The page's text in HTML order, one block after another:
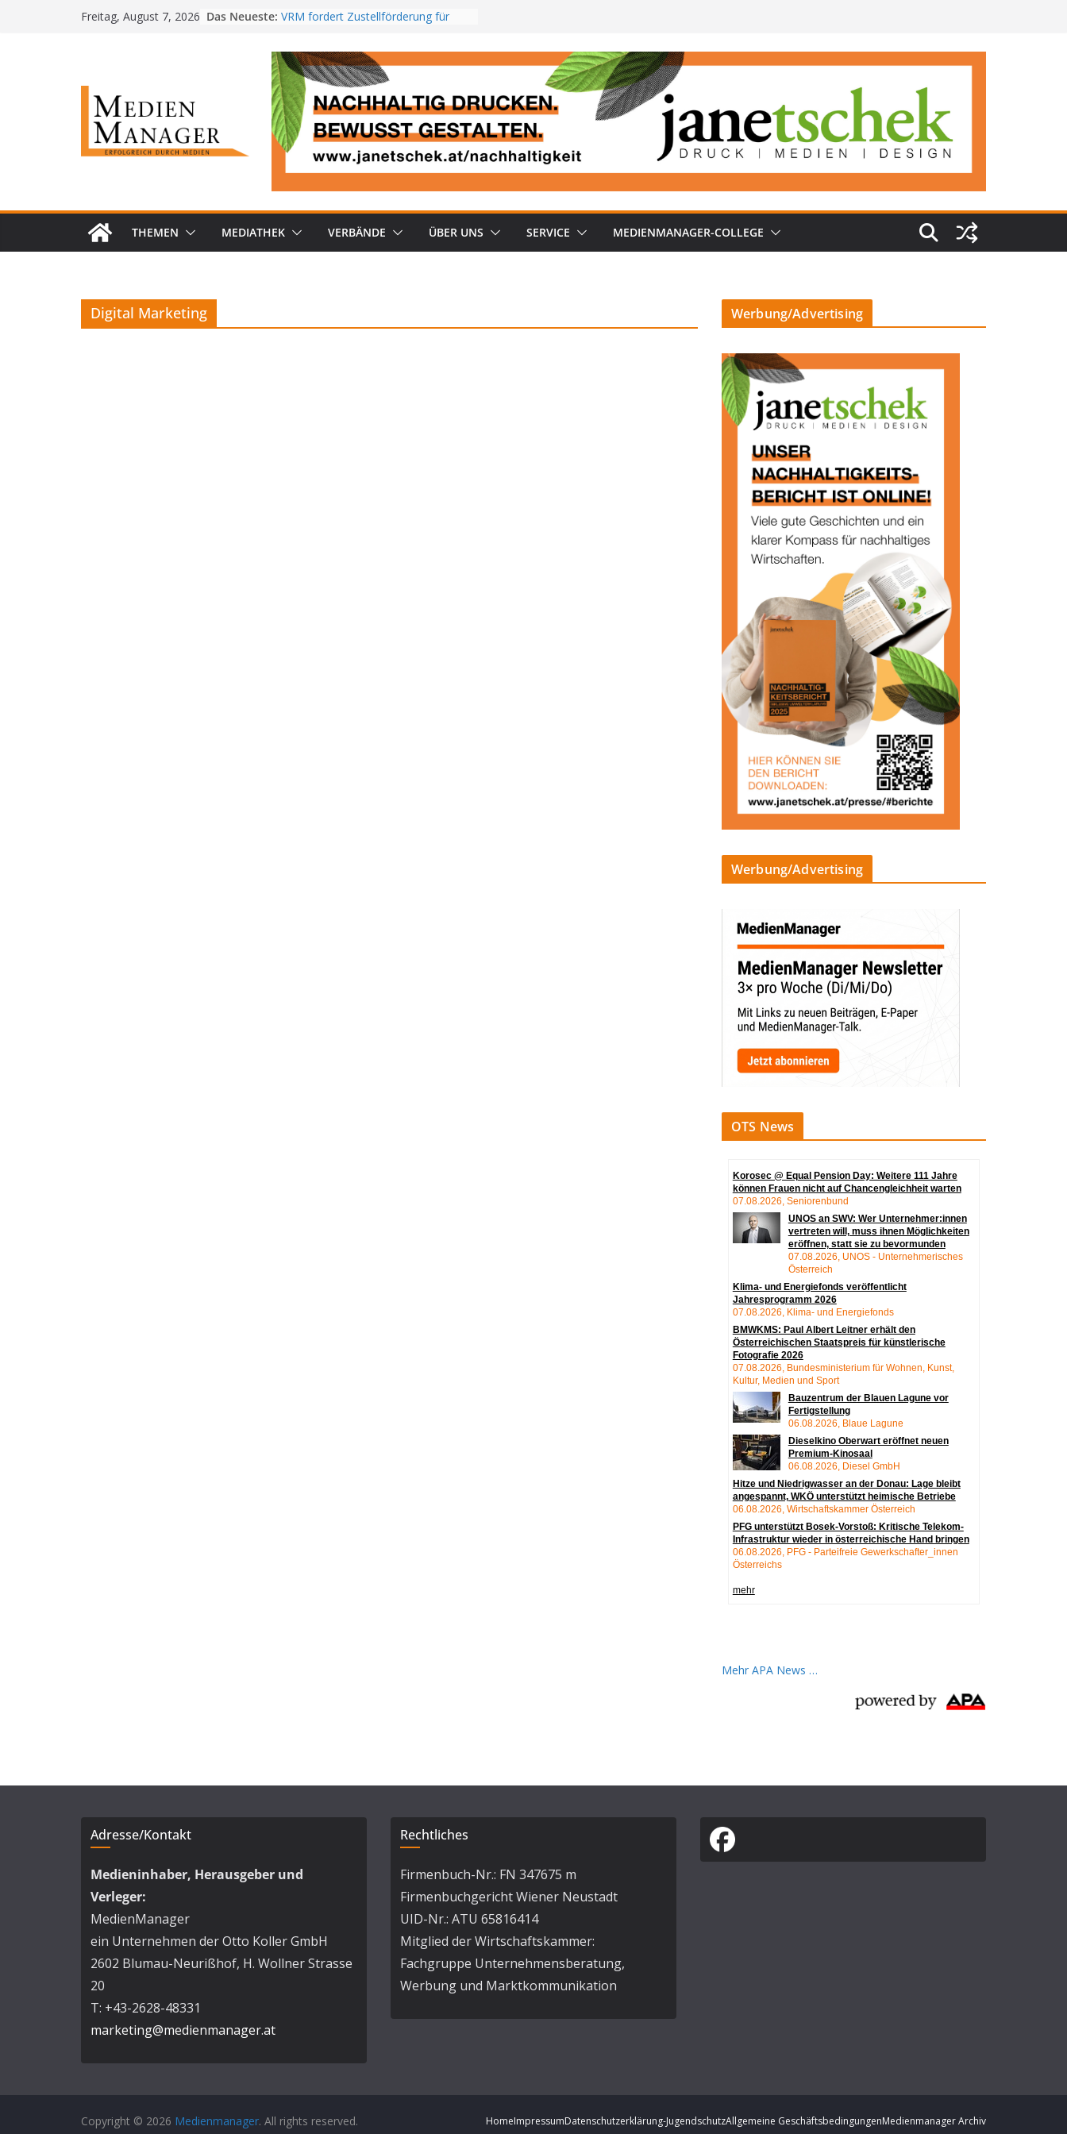
Freitag, August 7, 2026 Das Neueste: VRM fordert Zustellförderung für
PwC-Studie: Psychische Belastung
im Job steigt
Radiotest 2026_2: RMS TOP Kombi
baut Führung aus
RTL+ erzielt neuen Streaming-
Bestwert in Österreich
THEMEN MEDIATHEK VERBÄNDE ÜBER UNS SERVICE MEDIENMANAGER-COLLEGE
Digital Marketing Werbung/Advertising
Werbung/Advertising
OTS News
Mehr APA News …
Adresse/Kontakt
Medieninhaber, Herausgeber und
Verleger:
MedienManager
ein Unternehmen der Otto Koller GmbH
2602 Blumau-Neurißhof, H. Wollner Strasse
20
T: +43-2628-48331
marketing@medienmanager.at
Rechtliches
Firmenbuch-Nr.: FN 347675 m
Firmenbuchgericht Wiener Neustadt
UID-Nr.: ATU 65816414
Mitglied der Wirtschaftskammer:
Fachgruppe Unternehmensberatung,
Werbung und Marktkommunikation
HomeImpressumDatenschutzerklärung-JugendschutzAllgemeine GeschäftsbedingungenMedienmanager Archiv
Copyright © 2026 Medienmanager. All rights reserved.